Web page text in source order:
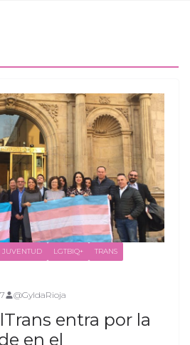
JUVENTUD LGTBIQ+
TRANS
@GyldaRioja
entra por la
en el